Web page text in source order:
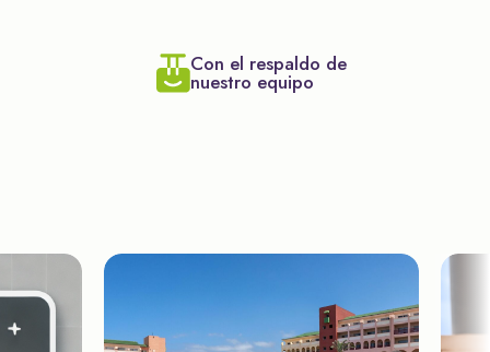
Con el respaldo de
nuestro equipo